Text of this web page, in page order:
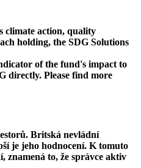
climate action, quality
holding, the SDG Solutions
of the fund's impact to
directly. Please find more
Britská nevládní
je jeho hodnocení. K tomuto
znamená to, že správce aktiv